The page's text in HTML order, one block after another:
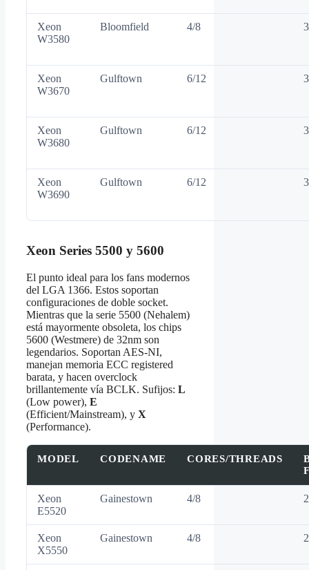
Xeon
W3580
Bloomfield 4/8
Xeon
W3670
Gulftown 6/12
Xeon
W3680
Gulftown 6/12
Xeon
W3690
Gulftown 6/12
Xeon Series 5500 y 5600
El punto ideal para los fans modernos
del LGA 1366. Estos soportan
configuraciones de doble socket.
Mientras que la serie 5500 (Nehalem)
está mayormente obsoleta, los chips
5600 (Westmere) de 32nm son
legendarios. Soportan AES-NI,
manejan memoria ECC registered
barata, y hacen overclock
brillantemente vía BCLK. Sufijos: L
(Low power), E
(Efficient/Mainstream), y X
(Performance).
MODEL CODENAME CORES/THREADS
Xeon
E5520
Gainestown 4/8
Xeon
X5550
Gainestown 4/8